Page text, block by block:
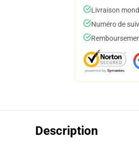
Livraison
Numéro de
Description